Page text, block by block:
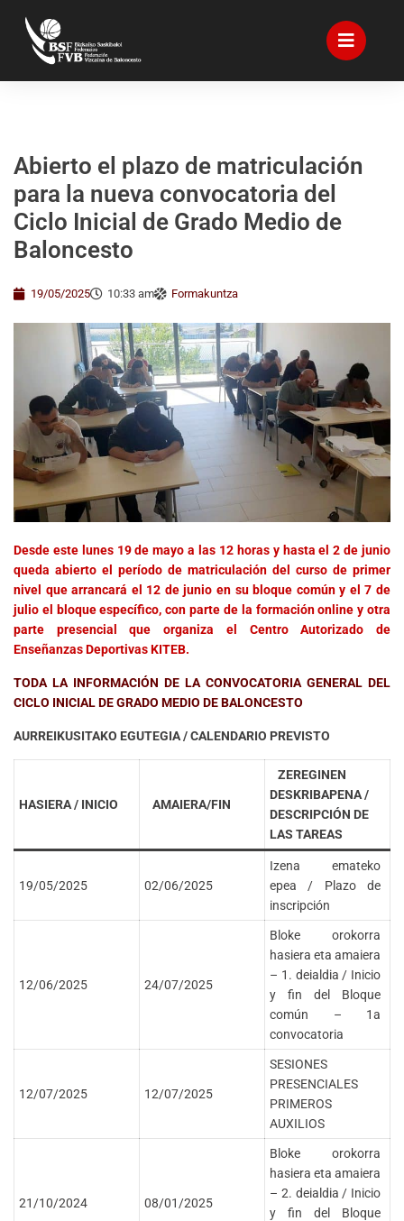
Abierto el plazo de matriculación
para la nueva convocatoria del
Ciclo Inicial de Grado Medio de
Baloncesto
19/05/2025 10:33 am Formakuntza
Desde este lunes 19 de mayo a las 12 horas y hasta el 2 de junio
queda abierto el período de matriculación del curso de primer
nivel que arrancará el 12 de junio en su bloque común y el 7 de
julio el bloque específico, con parte de la formación online y otra
parte presencial que organiza el Centro Autorizado de
Enseñanzas Deportivas KITEB.
TODA LA INFORMACIÓN DE LA CONVOCATORIA GENERAL DEL
CICLO INICIAL DE GRADO MEDIO DE BALONCESTO
AURREIKUSITAKO EGUTEGIA / CALENDARIO PREVISTO
HASIERA / INICIO AMAIERA/FIN
ZEREGINEN
DESKRIBAPENA /
DESCRIPCIÓN DE
LAS TAREAS
19/05/2025 02/06/2025
Izena emateko
epea / Plazo de
inscripción
12/06/2025 24/07/2025
Bloke orokorra
hasiera eta amaiera
– 1. deialdia / Inicio
y fin del Bloque
común – 1a
convocatoria
12/07/2025 12/07/2025
SESIONES
PRESENCIALES
PRIMEROS
AUXILIOS
21/10/2024 08/01/2025
Bloke orokorra
hasiera eta amaiera
– 2. deialdia / Inicio
y fin del Bloque